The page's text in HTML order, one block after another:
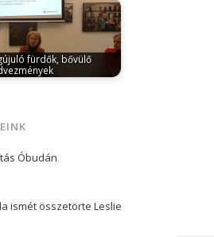
fürdők, bővülő
Óbudán
ismét összetörte Leslie